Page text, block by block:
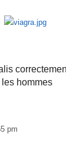
hommes
pm